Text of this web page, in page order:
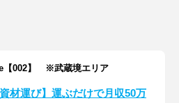
【002】 ※武蔵境エリア
資材運び】運ぶだけで月収50万